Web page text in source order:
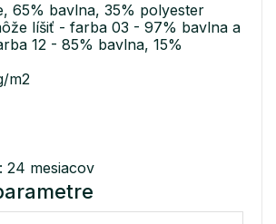
65% bavlna, 35% polyester
líšiť - farba 03 - 97% bavlna a
12 - 85% bavlna, 15%
m2
24 mesiacov